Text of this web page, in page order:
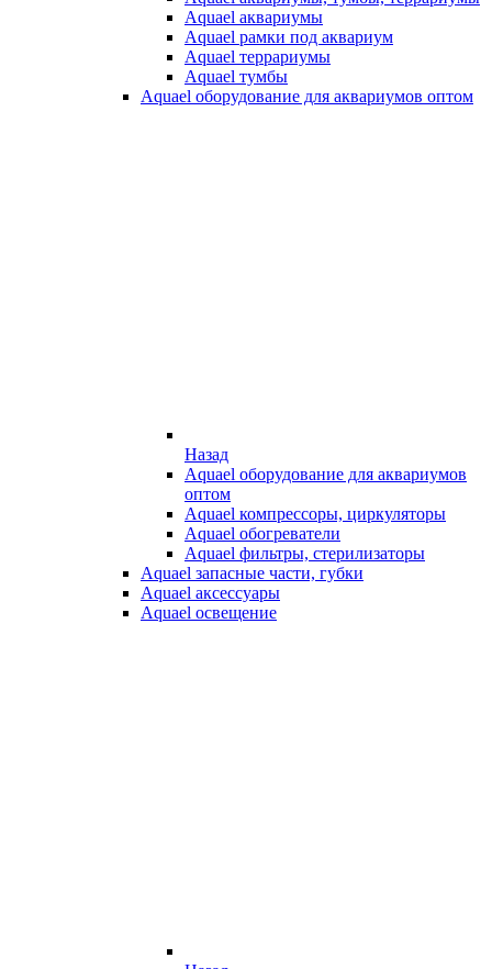
Aquael аквариумы
Aquael рамки под аквариум
Aquael террариумы
Aquael тумбы
Aquael оборудование для аквариумов оптом
Назад
Aquael оборудование для аквариумов
оптом
Aquael компрессоры, циркуляторы
Aquael обогреватели
Aquael фильтры, стерилизаторы
Aquael запасные части, губки
Aquael аксессуары
Aquael освещение